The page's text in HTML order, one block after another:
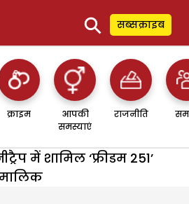
⚲ सब्सक्राइब
क्राइम
आपकी
समस्याएं
राजनीति
में शामिल ‘फ्रीडम 251’